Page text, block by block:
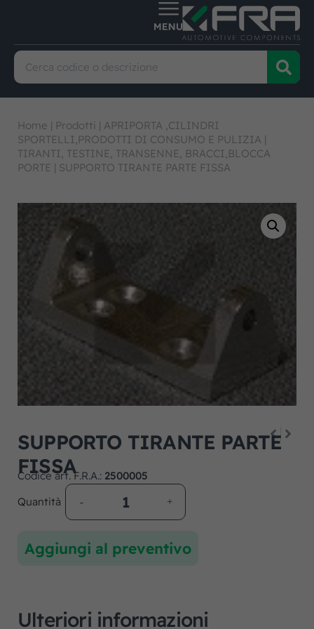
Home | Prodotti | APRIPORTA ,CILINDRI
SPORTELLI,PRODOTTI DI CONSUMO E PULIZIA |
TIRANTI, TESTINE, TRANSENNE, BRACCI,BLOCCA
PORTE | SUPPORTO TIRANTE PARTE FISSA
SUPPORTO TIRANTE PARTE
FISSA
Codice art. F.R.A.: 2500005
Quantità
Aggiungi al preventivo
Ulteriori informazioni